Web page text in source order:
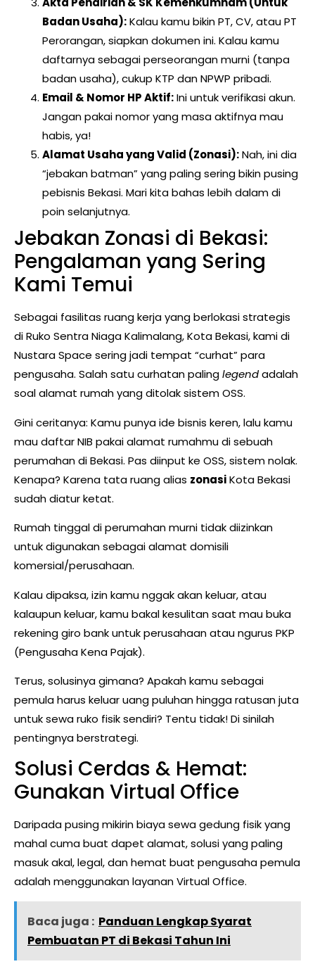
Badan Usaha):Kalau kamu bikin PT, CV, atau PT
Perorangan, siapkan dokumen ini. Kalau kamu
daftarnya sebagai perseorangan murni (tanpa
badan usaha), cukup KTP dan NPWP pribadi.
Email & Nomor HP Aktif:Ini untuk verifikasi akun.
Jangan pakai nomor yang masa aktifnya mau
habis, ya!
Alamat Usaha yang Valid (Zonasi):Nah, ini dia
“jebakan batman” yang paling sering bikin pusing
pebisnis Bekasi. Mari kita bahas lebih dalam di
poin selanjutnya.
Jebakan Zonasi di Bekasi:
Pengalaman yang Sering
Kami Temui
Sebagai fasilitas ruang kerja yang berlokasi strategis
di Ruko Sentra Niaga Kalimalang, Kota Bekasi, kami di
Nustara Space sering jadi tempat “curhat” para
pengusaha. Salah satu curhatan palinglegendadalah
soal alamat rumah yang ditolak sistem OSS.
Gini ceritanya: Kamu punya ide bisnis keren, lalu kamu
mau daftar NIB pakai alamat rumahmu di sebuah
perumahan di Bekasi. Pas diinput ke OSS, sistem nolak.
Kenapa? Karena tata ruang alias zonasiKota Bekasi
sudah diatur ketat.
Rumah tinggal di perumahan murni tidak diizinkan
untuk digunakan sebagai alamat domisili
komersial/perusahaan.
Kalau dipaksa, izin kamu nggak akan keluar, atau
kalaupun keluar, kamu bakal kesulitan saat mau buka
rekening giro bank untuk perusahaan atau ngurus PKP
(Pengusaha Kena Pajak).
Terus, solusinya gimana? Apakah kamu sebagai
pemula harus keluar uang puluhan hingga ratusan juta
untuk sewa ruko fisik sendiri? Tentu tidak! Di sinilah
pentingnya berstrategi.
Solusi Cerdas & Hemat:
Gunakan Virtual Office
Daripada pusing mikirin biaya sewa gedung fisik yang
mahal cuma buat dapet alamat, solusi yang paling
masuk akal, legal, dan hemat buat pengusaha pemula
adalah menggunakan layanan Virtual Office.
Baca juga : Panduan Lengkap Syarat
Pembuatan PT di Bekasi Tahun Ini